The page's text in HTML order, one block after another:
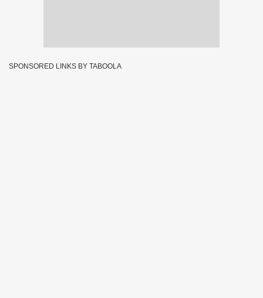
SPONSORED LINKS BY TABOOLA